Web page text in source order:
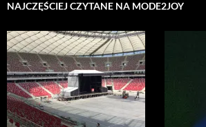
NAJCZĘŚCIEJ CZYTANE NA MODE2JOY